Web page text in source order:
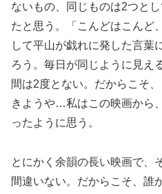
ないもの、同じものは2つと
たと思う。「こんどはこんど
して平山が戯れに発した言葉
ろう。毎日が同じように見え
間は2度とない。だからこそ
きようや…私はこの映画から
ったように思う。
とにかく余韻の長い映画で、
間違いない。だからこそ、誰